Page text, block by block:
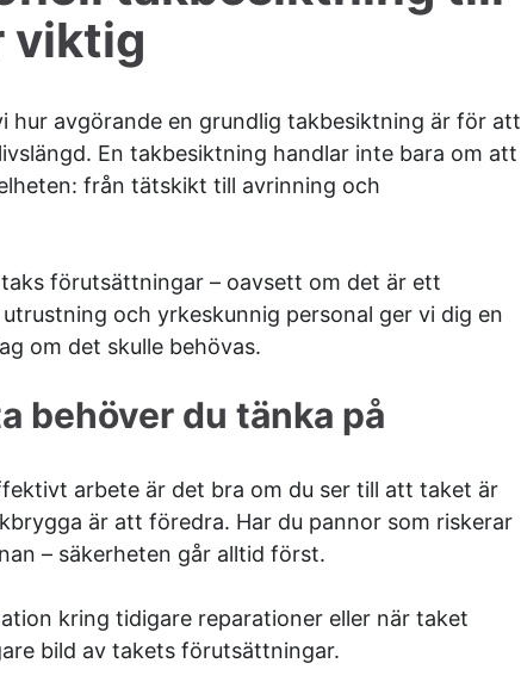
viktig
hur avgörande en grundlig takbesiktning är för att
En takbesiktning handlar inte bara om att
från tätskikt till avrinning och
förutsättningar – oavsett om det är ett
och yrkeskunnig personal ger vi dig en
om det skulle behövas.
behöver du tänka på
arbete är det bra om du ser till att taket är
är att föredra. Har du pannor som riskerar
– säkerheten går alltid först.
kring tidigare reparationer eller när taket
bild av takets förutsättningar.